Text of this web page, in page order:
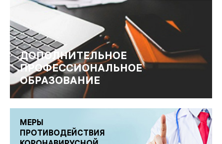
ДОПОЛНИТЕЛЬНОЕ
ПРОФЕССИОНАЛЬНОЕ
ОБРАЗОВАНИЕ
МЕРЫ
ПРОТИВОДЕЙСТВИЯ